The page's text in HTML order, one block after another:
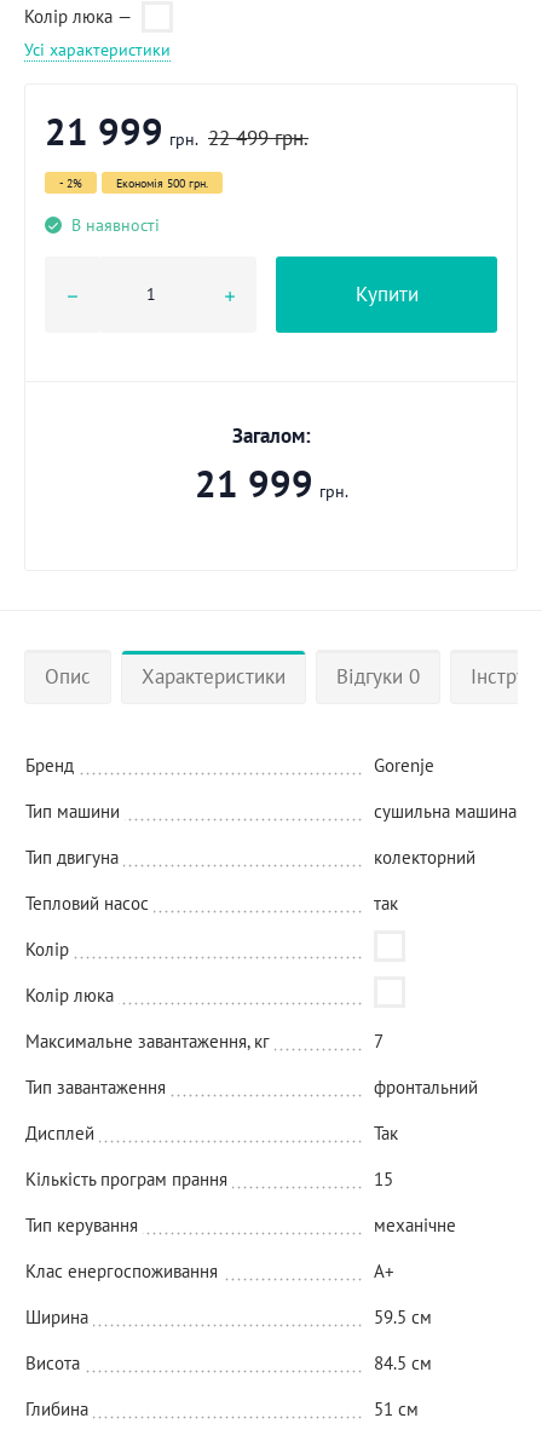
Колір люка
Усі характеристики
21 999 грн. 22 499 грн.
- 2% Економія 500 грн.
В наявності
Купити
Загалом:
21 999 грн.
Опис Характеристики Відгуки 0
Бренд
Gorenje
Тип машини
сушильна машина
Тип двигуна
колекторний
Тепловий насос
так
Колір
Колір люка
Максимальне завантаження, кг
7
Тип завантаження
фронтальний
Дисплей
Так
Кількість програм прання
15
Тип керування
механічне
Клас енергоспоживання
A+
Ширина
59.5 см
Висота
84.5 см
Глибина
51 см